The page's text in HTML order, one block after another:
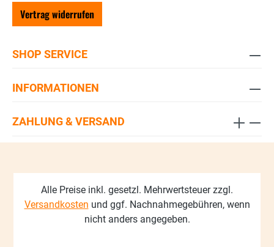
Vertrag widerrufen
SHOP SERVICE
INFORMATIONEN
ZAHLUNG & VERSAND
Alle Preise inkl. gesetzl. Mehrwertsteuer zzgl.
Versandkosten und ggf. Nachnahmegebühren, wenn
nicht anders angegeben.